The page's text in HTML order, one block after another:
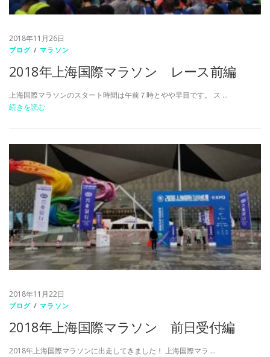
2018年11月26日
ブログ /マラソン
2018年上海国際マラソン レース前編
上海国際マラソンのスタート時間は午前７時とやや早目です。 ス …
続きを読む
2018年11月22日
ブログ /マラソン
2018年上海国際マラソン 前日受付編
2018年上海国際マラソンに出走してきました！ 上海国際マラ …